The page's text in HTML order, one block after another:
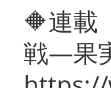
🔶連載
戦―果